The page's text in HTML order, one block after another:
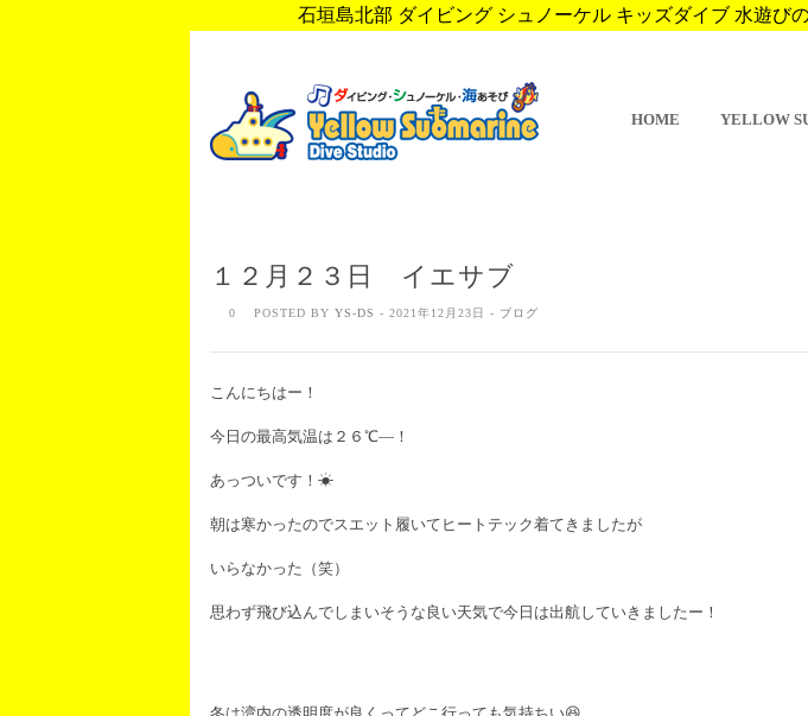
石垣島北部 ダイビング シュノーケル キッズダイブ 水遊び
HOME YELLOW
１２月２３日 イエサブ
0 POSTED BY YS-DS - 2021年12月23日 - ブログ
こんにちはー！
今日の最高気温は２６℃―！
あっついです！☀
朝は寒かったのでスエット履いてヒートテック着てきましたが
いらなかった（笑）
思わず飛び込んでしまいそうな良い天気で今日は出航していきましたー！